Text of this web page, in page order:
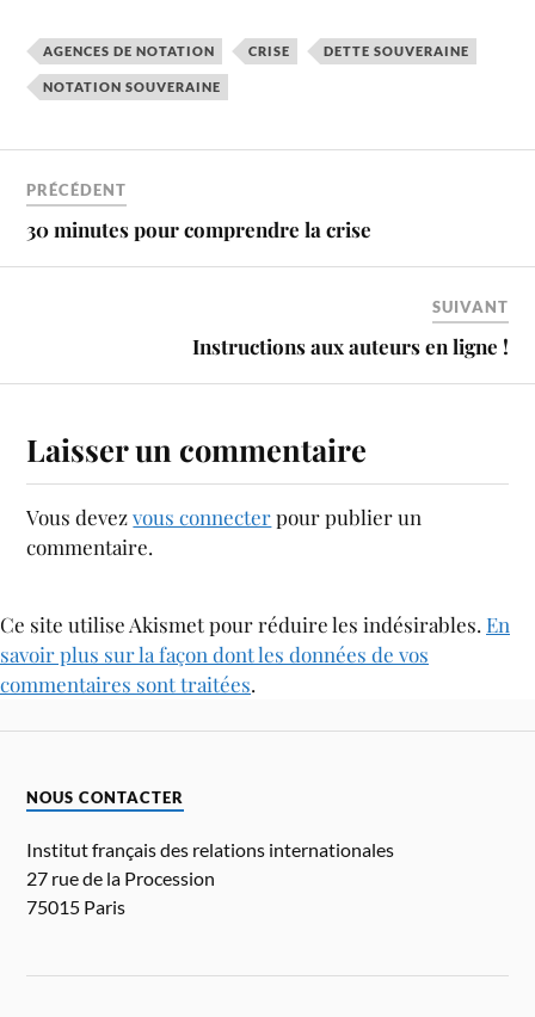
AGENCES DE NOTATION CRISE DETTE SOUVERAINE
NOTATION SOUVERAINE
PRÉCÉDENT
30 minutes pour comprendre la crise
SUIVANT
Instructions aux auteurs en ligne !
Laisser un commentaire
Vous devezvous connecterpour publier un
commentaire.
Ce site utilise Akismet pour réduire les indésirables. En
savoir plus sur la façon dont les données de vos
commentaires sont traitées.
NOUS CONTACTER
Institut français des relations internationales
27 rue de la Procession
75015 Paris